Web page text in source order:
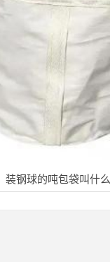
装钢球的吨包袋叫什么